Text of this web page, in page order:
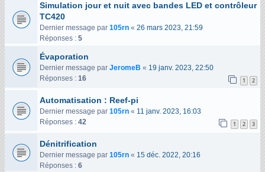
Simulation jour et nuit avec bandes LED et contrôleur
TC420
Dernier message par 105rn « 26 mars 2023, 21:59
Réponses : 5
Évaporation
Dernier message par JeromeB « 19 janv. 2023, 22:50
Réponses : 16 1 2
Automatisation : Reef-pi
Dernier message par 105rn « 11 janv. 2023, 16:03
Réponses : 42 1 2 3
Dénitrification
Dernier message par 105rn « 15 déc. 2022, 20:16
Réponses : 6